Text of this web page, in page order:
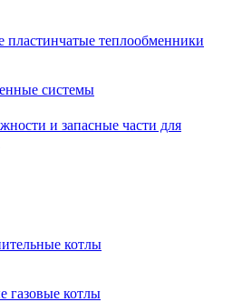
пластинчатые теплообменники
системы
и запасные части для
котлы
газовые котлы